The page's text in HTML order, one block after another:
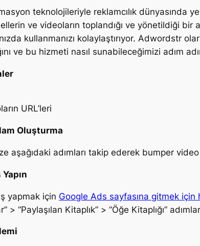
teknolojileriyle reklamcılık dünyasında
ve videoların toplandığı ve yönetildiği
kullanmanızı kolaylaştırıyor. Adwordstr
ve bu hizmeti nasıl sunabileceğimizi adım
URL’leri
Oluşturma
aşağıdaki adımları takip ederek bumper
yapmak için Google Ads sayfasına gitmek
> “Paylaşılan Kitaplık” > “Öğe Kitaplığı”